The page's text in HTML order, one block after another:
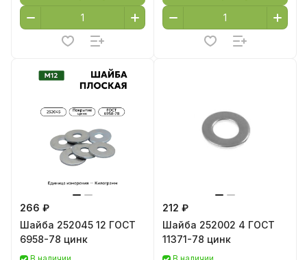
266 ₽
Шайба 252045 12 ГОСТ
6958-78 цинк
212 ₽
Шайба 252002 4 ГОСТ
11371-78 цинк